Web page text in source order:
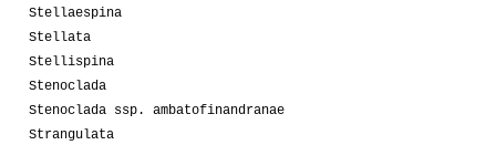
Stellaespina
Stellata
Stellispina
Stenoclada
Stenoclada ssp. ambatofinandranae
Strangulata